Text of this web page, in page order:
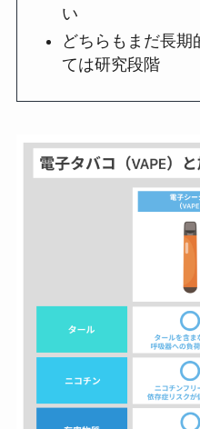
い
どちらもまだ長期
ては研究段階